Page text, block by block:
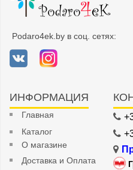
Podaro4ek.by в соц. сетях:
ИНФОРМАЦИЯ
Главная
Каталог
О магазине
Доставка и Оплата